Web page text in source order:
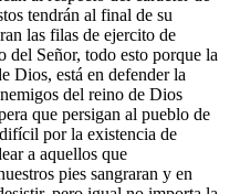
tendrán al final de su
las filas de ejercito de
del Señor, todo esto porque la
Dios, está en defender la
del reino de Dios
que persigan al pueblo de
por la existencia de
a aquellos que
pies sangraran y en